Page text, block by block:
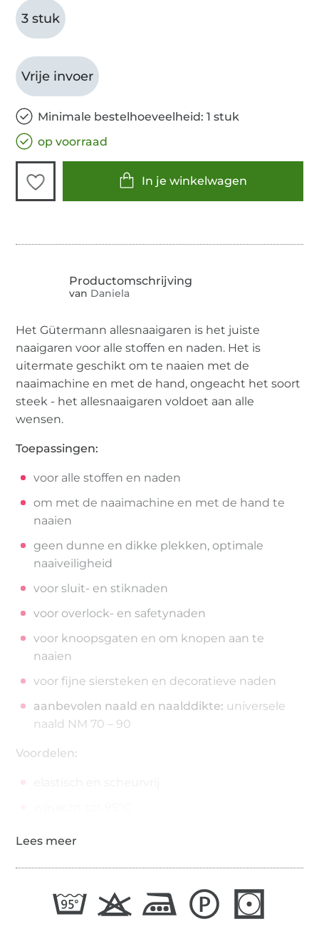
3 stuk
Vrije invoer
Minimale bestelhoeveelheid: 1 stuk
op voorraad
In je winkelwagen
van Daniela
Het Gütermann allesnaaigaren is het juiste
naaigaren voor alle stoffen en naden. Het is
uitermate geschikt om te naaien met de
naaimachine en met de hand, ongeacht het soort
steek - het allesnaaigaren voldoet aan alle
wensen.
Toepassingen:
voor alle stoffen en naden
om met de naaimachine en met de hand te
naaien
geen dunne en dikke plekken, optimale
naaiveiligheid
voor sluit- en stiknaden
voor overlock- en safetynaden
voor knoopsgaten en om knopen aan te
naaien
voor fijne siersteken en decoratieve naden
aanbevolen naald en naalddikte: universele
naald NM 70 – 90
Voordelen: